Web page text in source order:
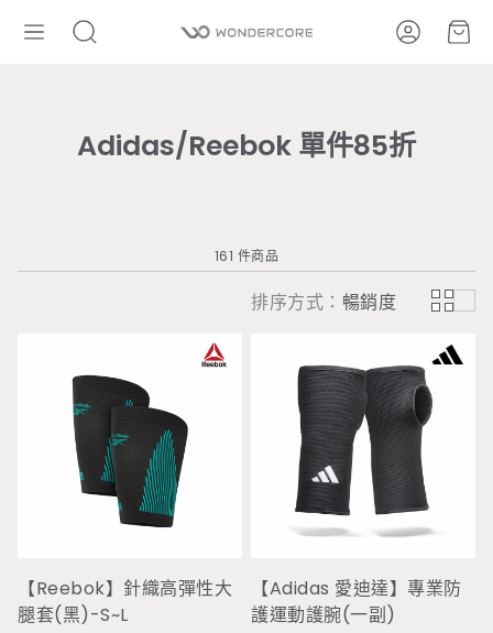
搜
帳號 購
Adidas/Reebok 單件85折
161 件商品
排序方式： 暢銷度
【Reebok】針織高彈性大
腿套(黑)-S~L
【Adidas 愛迪達】專業防
護運動護腕(一副)